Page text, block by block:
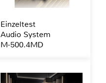
Einzeltest
Audio System
M-500.4MD